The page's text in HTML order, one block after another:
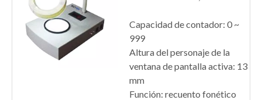
Capacidad de contador: 0 ~
999
Altura del personaje de la
ventana de pantalla activa: 13
mm
Función: recuento fonético